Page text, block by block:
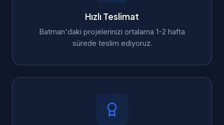
Hızlı Teslimat
Batman'daki projelerinizi ortalama 1-2 hafta
sürede teslim ediyoruz.